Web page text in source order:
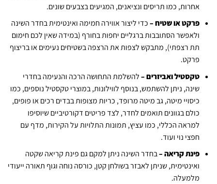
אחרות, כמו תריסים ונציאנים, המגיעים בצבעים שונים.
פרקט או שטיח –כדי ליצור אווירה חמימה ואינטימית בחדר השינה
ולאפשר הסתובבות ברגליים יחפות בחורף (במידה שאין לכם חימום
תת רצפתי), מתבקש לצפות את הרצפה בשטיחים נעימים או בריצוף
פרקט.
טקסטיל ואביזרים –להשלמת התחושה הרכה והנעימה בחדרי
שינה, ניתן להשתמש, בנוסף לווילונות, במוצרי טקסטיל נוספים, כמו
כיסויי מיטה, גב מיטה מרופד, כריות מצופות בבדים רכים או פופים,
כולם בגוונים תואמים לחדר, לצד פריטים דקורטיביים שיוסיפו
למראה הכללי, כמו עציץ, תמונות התלויות על הקירות, מדף עם
חפצי נוי ועוד.
פינת קריאה –בחדר השינה ניתן למקם גם פינת קריאה שקטה
ואינטימית, שניתן לאבזר בשולחן קטן, כורסה נוחה וגוף תאורה ייעודי
מלמעלה.